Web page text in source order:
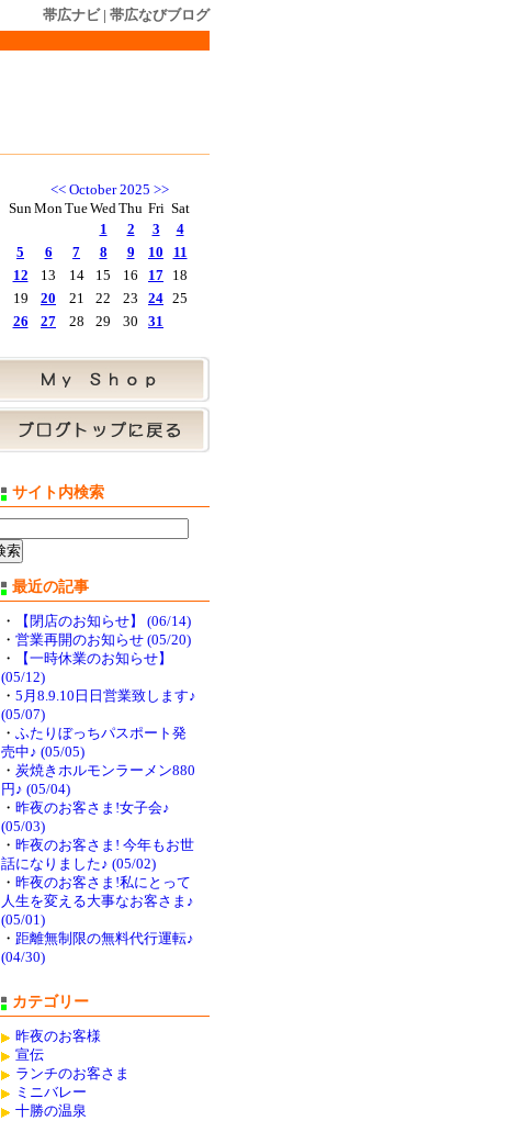
帯広ナビ| 帯広なびブログ
<< October 2025 >>
SunMonTueWedThu Fri Sat
1
2 3
4
5
6 7 8 9 10
11
12
13 14 15 16 17
18
19
20 21 22 23 24 25
26
27 28 29 30 31
サイト内検索
最近の記事
・
【閉店のお知らせ】 (06/14)
・ 営業再開のお知らせ (05/20)
・
【一時休業のお知らせ】
(05/12)
・ 5月8.9.10日日営業致します♪
(05/07)
・ ふたりぼっちパスポート発
売中♪ (05/05)
・ 炭焼きホルモンラーメン880
円♪ (05/04)
・ 昨夜のお客さま!女子会♪
(05/03)
・ 昨夜のお客さま! 今年もお世
話になりました♪ (05/02)
・ 昨夜のお客さま!私にとって
人生を変える大事なお客さま♪
(05/01)
・ 距離無制限の無料代行運転♪
(04/30)
カテゴリー
昨夜のお客様
宣伝
ランチのお客さま
ミニバレー
十勝の温泉